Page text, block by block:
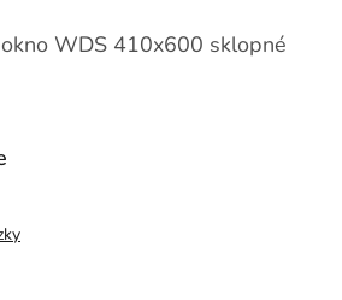
WDS 410x600 sklopné
je 5 z 5 hviezdičiek.